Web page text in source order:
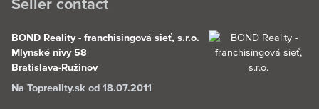
Seller contact
BOND Reality - franchisingová sieť, s.r.o.
Mlynské nivy 58
Bratislava-Ružinov
Na Topreality.sk od 18.07.2011